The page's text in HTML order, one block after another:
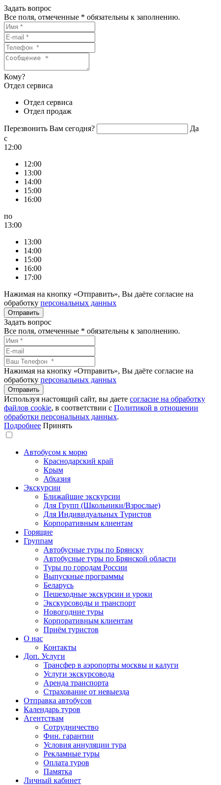
Задать вопрос
Все поля, отмеченные * обязательны к заполнению.
Кому?
Отдел сервиса
Отдел сервиса
Отдел продаж
Перезвонить Вам сегодня?
Да
c
12:00
12:00
13:00
14:00
15:00
16:00
по
13:00
13:00
14:00
15:00
16:00
17:00
Нажимая на кнопку «Отправить», Вы даёте согласие на
обработку персональных данных
Задать вопрос
Все поля, отмеченные * обязательны к заполнению.
Нажимая на кнопку «Отправить», Вы даёте согласие на
обработку персональных данных
Используя настоящий сайт, вы даете согласие на обработку
файлов сookie, в соответствии с Политикой в отношении
обработки персональных данных.
Подробнее Принять
Автобусом к морю
Краснодарский край
Крым
Абхазия
Экскурсии
Ближайшие экскурсии
Для Групп (Школьники/Взрослые)
Для Индивидуальных Туристов
Корпоративным клиентам
Горящие
Группам
Автобусные туры по Брянску
Автобусные туры по Брянской области
Туры по городам России
Выпускные программы
Беларусь
Пешеходные экскурсии и уроки
Экскурсоводы и транспорт
Новогодние туры
Корпоративным клиентам
Приём туристов
О нас
Контакты
Доп. Услуги
Трансфер в аэропорты москвы и калуги
Услуги экскурсовода
Аренда транспорта
Страхование от невыезда
Отправка автобусов
Календарь туров
Агентствам
Сотрудничество
Фин. гарантии
Условия аннуляции тура
Рекламные туры
Оплата туров
Памятка
Личный кабинет